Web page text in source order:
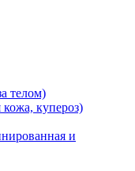
телом)
купероз)
и